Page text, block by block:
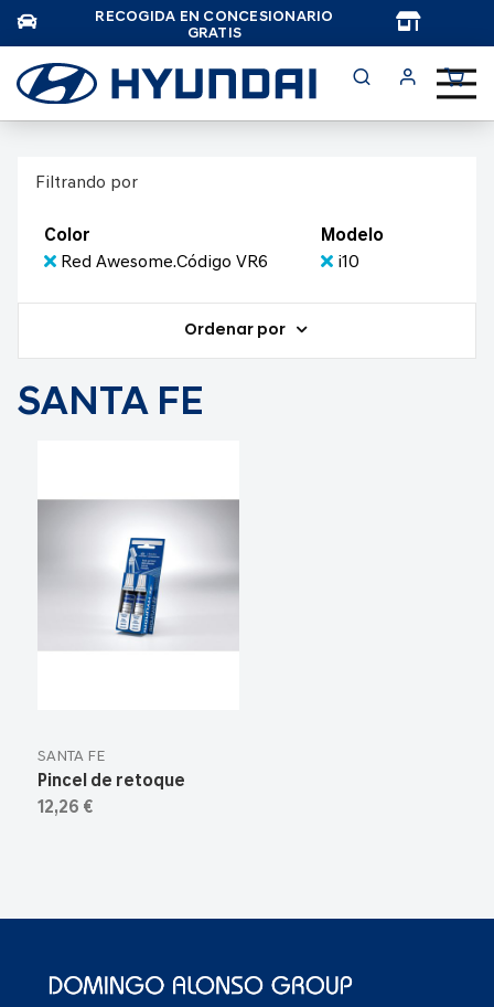
RECOGIDA EN CONCESIONARIO
GRATIS
Filtrando por
Color
Red Awesome.Código VR6
Modelo
i10
Ordenar por
SANTA FE
SANTA FE
Pincel de retoque
12,26 €